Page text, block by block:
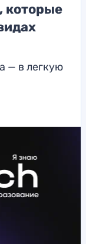
которые
— в легкую